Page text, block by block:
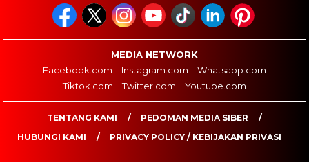
MEDIA NETWORK
Facebook.com
Instagram.com
Whatsapp.com
Tiktok.com
Twitter.com Youtube.com
TENTANG KAMI
PEDOMAN MEDIA SIBER
HUBUNGI KAMI
PRIVACY POLICY / KEBIJAKAN PRIVASI